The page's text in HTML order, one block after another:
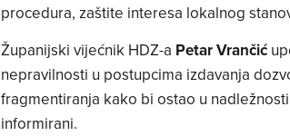
procedura, zaštite interesa lokalnog
Županijski vijećnik HDZ-a Petar Vrančić
nepravilnosti u postupcima izdavanja
fragmentiranja kako bi ostao u
informirani.